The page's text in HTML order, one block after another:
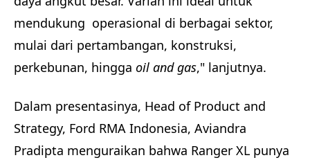
mendukung operasional di berbagai sektor,
mulai dari pertambangan, konstruksi,
perkebunan, hingga oil and gas," lanjutnya.
Dalam presentasinya, Head of Product and
Strategy, Ford RMA Indonesia, Aviandra
Pradipta menguraikan bahwa Ranger XL punya